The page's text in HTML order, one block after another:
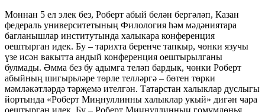
Моннан 5 ел элек без, Роберт абый белән бергәләп, Казан
федераль университетының Филология һәм мәдәниятара
багланышлар институтында халыкара конференция
оештырган идек. Бу – тарихта беренче тапкыр, чөнки язучы
үзе исән вакытта андый конференция оештырылганы
булмады. Әмма без бу адымга теләп бардык, чөнки Роберт
абыйның шигырьләре төрле телләргә – бөтен төрки
мәмләкәтләрдә тәрҗемә ителгән. Татарстан халыклар дуслыгы
йортында «Роберт Миңнуллинны халыклар укый» дигән чара
оештырган идек. Бу – Роберт Миңнуллинның гомумдөнья